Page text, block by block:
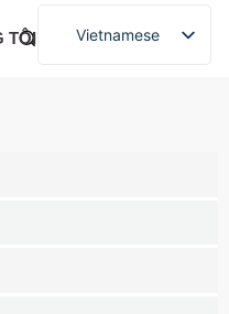
TÔI Vietnamese